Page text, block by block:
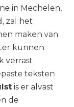
in Mechelen,
zal het
maken van
kunnen
verrast
teksten
is er alvast
de